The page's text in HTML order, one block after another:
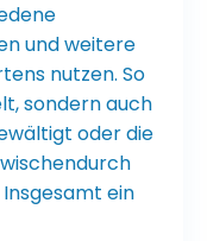
und weitere
nutzen. So
sondern auch
oder die
ein